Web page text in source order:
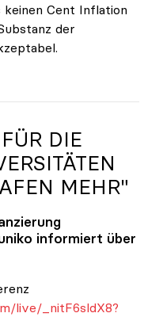
Cent Inflation
der
demonstrieren lohnt
DIE
MEHR"
informiert über
live/_nitF6sldX8?